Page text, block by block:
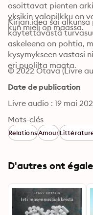
osoittavat pienten
yksikin valopilkku on
kun mieli on maassa.
Kirjan idea sai
käytettävästä
askeleena on pohtia,
kysymykseen vastasi
eri puolilta maata.
© 2022 Otava (Livre
Date de publication
Livre audio : 19 mai
Mots-clés
RelationsAmour
D'autres ont